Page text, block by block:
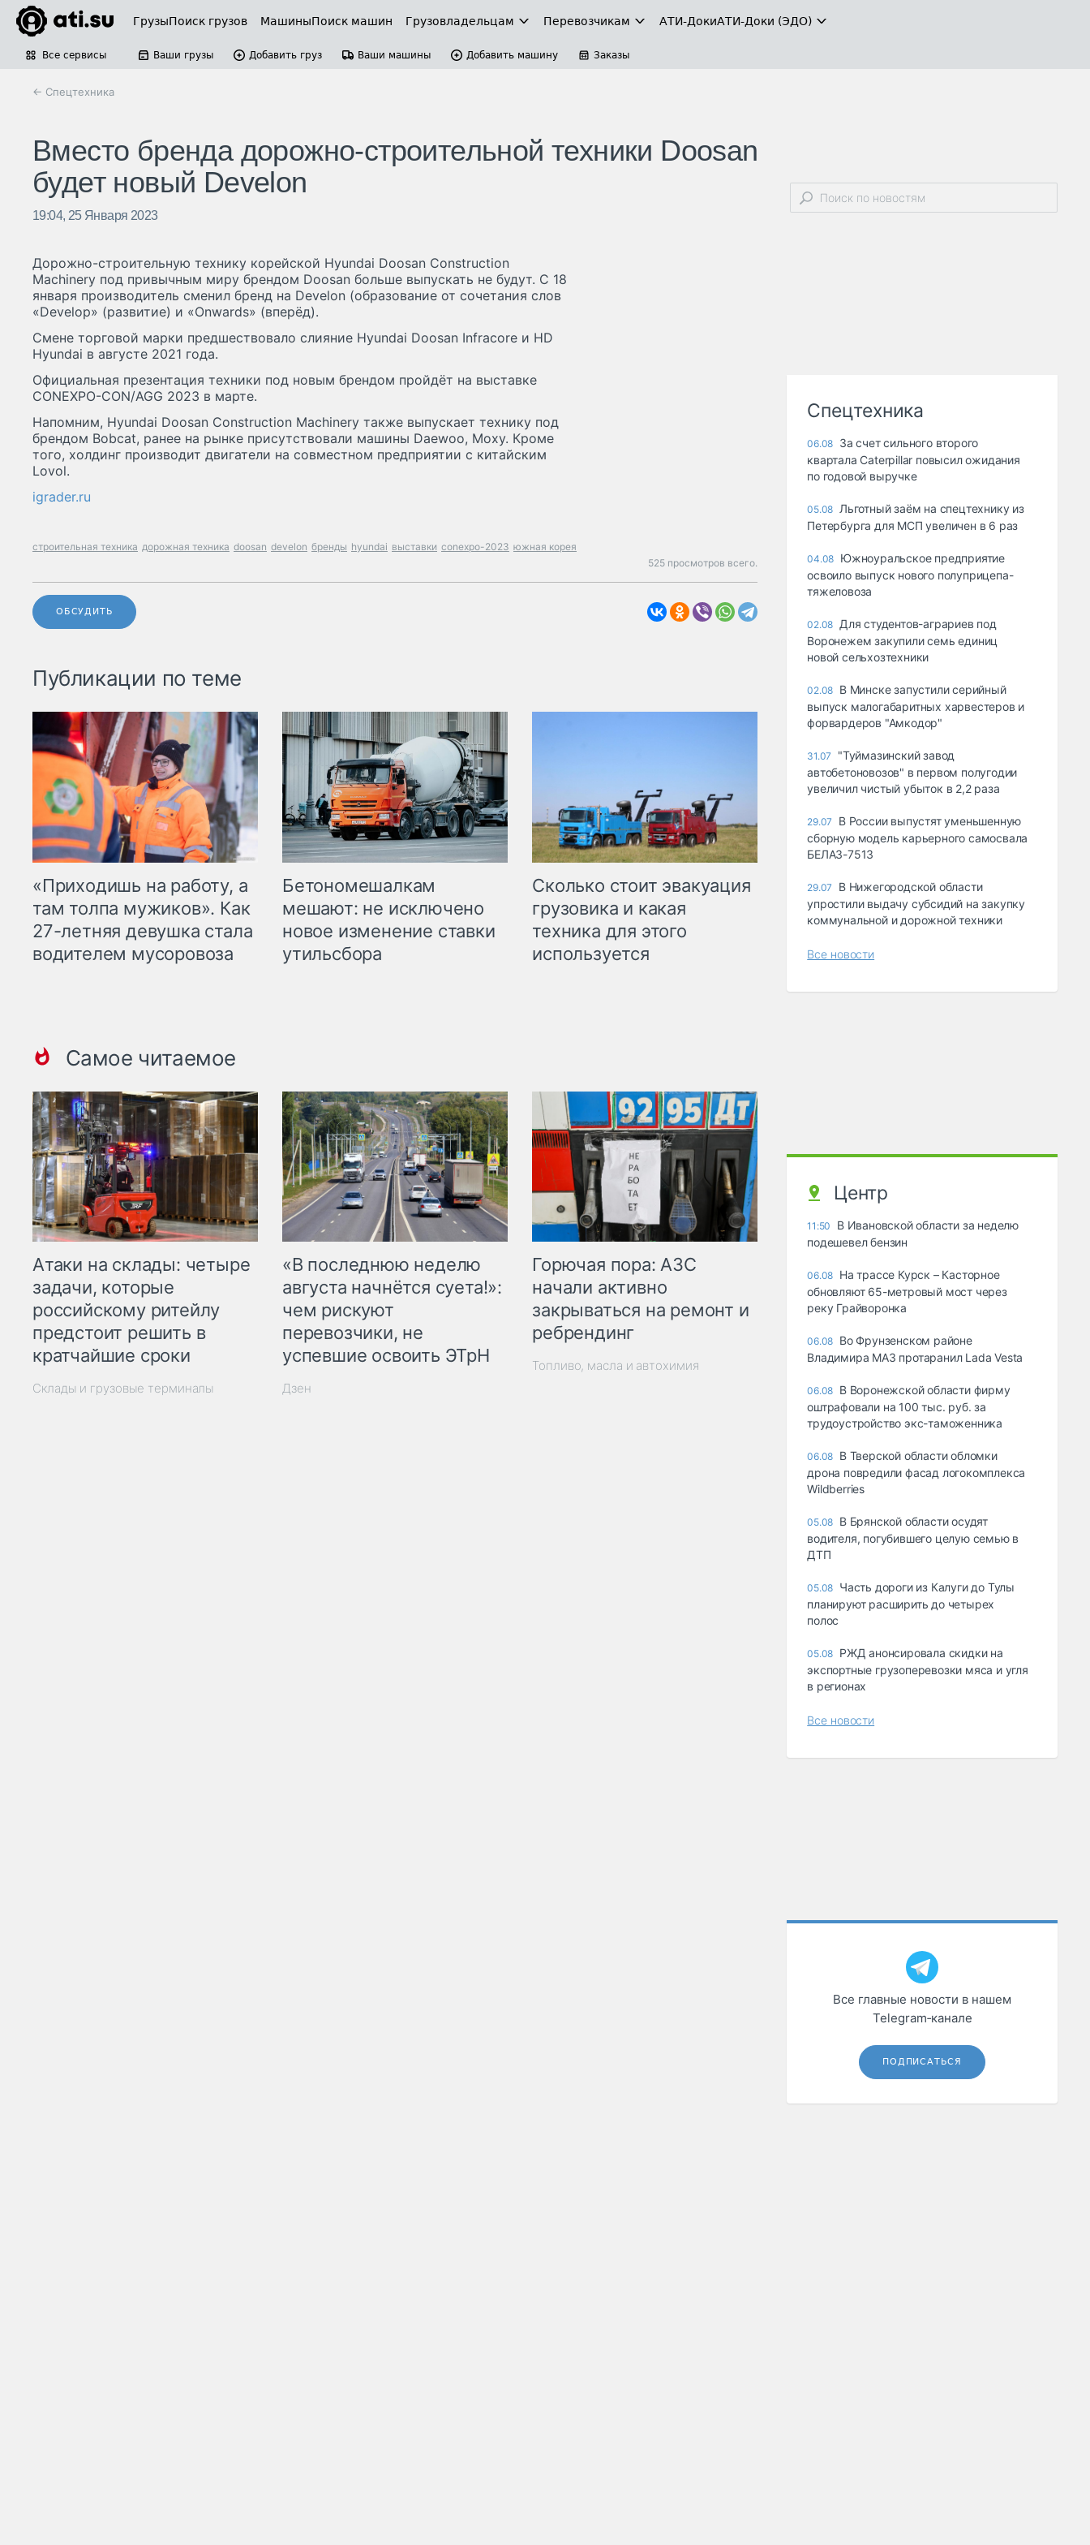
ГрузыПоиск грузов МашиныПоиск машин Грузовладельцам Перевозчикам АТИ-ДокиАТИ-Доки (ЭДО)
Все сервисы Ваши грузы Добавить груз Ваши машины Добавить машину Заказы
← Спецтехника
Вместо бренда дорожно-строительной техники Doosan
будет новый Develon
19:04, 25 Января 2023
Дорожно-строительную технику корейской Hyundai Doosan Construction
Machinery под привычным миру брендом Doosan больше выпускать не будут. С 18
января производитель сменил бренд на Develon (образование от сочетания слов
«Develop» (развитие) и «Onwards» (вперёд).
Смене торговой марки предшествовало слияние Hyundai Doosan Infracore и HD
Hyundai в августе 2021 года.
Официальная презентация техники под новым брендом пройдёт на выставке
CONEXPO-CON/AGG 2023 в марте.
Напомним, Hyundai Doosan Construction Machinery также выпускает технику под
брендом Bobcat, ранее на рынке присутствовали машины Daewoo, Moxy. Кроме
того, холдинг производит двигатели на совместном предприятии с китайским
Lovol.
igrader.ru
строительная техника дорожная техника doosan develon бренды hyundai выставки conexpo-2023 южная корея
525 просмотров всего.
ОБСУДИТЬ
Публикации по теме
«Приходишь на работу, а
там толпа мужиков». Как
27-летняя девушка стала
водителем мусоровоза
Бетономешалкам
мешают: не исключено
новое изменение ставки
утильсбора
Сколько стоит эвакуация
грузовика и какая
техника для этого
используется
Самое читаемое
Атаки на склады: четыре
задачи, которые
российскому ритейлу
предстоит решить в
кратчайшие сроки
Склады и грузовые терминалы
«В последнюю неделю
августа начнётся суета!»:
чем рискуют
перевозчики, не
успевшие освоить ЭТрН
Дзен
Горючая пора: АЗС
начали активно
закрываться на ремонт и
ребрендинг
Топливо, масла и автохимия
Спецтехника
06.08 За счет сильного второго
квартала Caterpillar повысил ожидания
по годовой выручке
05.08 Льготный заём на спецтехнику из
Петербурга для МСП увеличен в 6 раз
04.08 Южноуральское предприятие
освоило выпуск нового полуприцепа-
тяжеловоза
02.08 Для студентов-аграриев под
Воронежем закупили семь единиц
новой сельхозтехники
02.08 В Минске запустили серийный
выпуск малогабаритных харвестеров и
форвардеров "Амкодор"
31.07
"Туймазинский завод
автобетоновозов" в первом полугодии
увеличил чистый убыток в 2,2 раза
29.07
В России выпустят уменьшенную
сборную модель карьерного самосвала
БЕЛАЗ-7513
29.07
В Нижегородской области
упростили выдачу субсидий на закупку
коммунальной и дорожной техники
Все новости
Центр
11:50
В Ивановской области за неделю
подешевел бензин
06.08 На трассе Курск – Касторное
обновляют 65-метровый мост через
реку Грайворонка
06.08 Во Фрунзенском районе
Владимира МАЗ протаранил Lada Vesta
06.08 В Воронежской области фирму
оштрафовали на 100 тыс. руб. за
трудоустройство экс-таможенника
06.08 В Тверской области обломки
дрона повредили фасад логокомплекса
Wildberries
05.08 В Брянской области осудят
водителя, погубившего целую семью в
ДТП
05.08 Часть дороги из Калуги до Тулы
планируют расширить до четырех
полос
05.08 РЖД анонсировала скидки на
экспортные грузоперевозки мяса и угля
в регионах
Все новости
Все главные новости в нашем
Telegram‑канале
ПОДПИСАТЬСЯ